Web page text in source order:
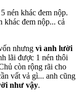
nén khác đem nộp.
khác đem nộp... cả
nhưng vì anh lười
lãi được 1 nén thôi
còn rộng rãi cho
vất vả gì... anh cũng
như vậy.